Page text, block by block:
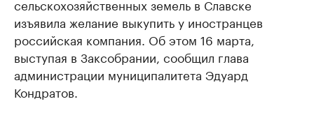
сельскохозяйственных земель в Славске
изъявила желание выкупить у иностранцев
российская компания. Об этом 16 марта,
выступая в Заксобрании, сообщил глава
администрации муниципалитета Эдуард
Кондратов.